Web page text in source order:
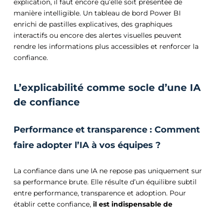
explication, il faut encore qu’elle soit présentée de
manière intelligible. Un tableau de bord Power BI
enrichi de pastilles explicatives, des graphiques
interactifs ou encore des alertes visuelles peuvent
rendre les informations plus accessibles et renforcer la
confiance.
L’explicabilité comme socle d’une IA
de confiance
Performance et transparence : Comment
faire adopter l’IA à vos équipes ?
La confiance dans une IA ne repose pas uniquement sur
sa performance brute. Elle résulte d’un équilibre subtil
entre performance, transparence et adoption. Pour
établir cette confiance,il est indispensable de